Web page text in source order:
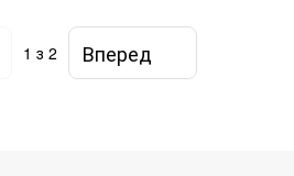
1 з 2 Вперед